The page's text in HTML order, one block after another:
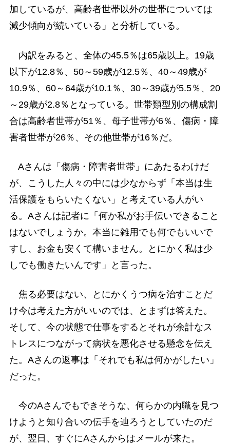
加しているが、高齢者世帯以外の世帯については
減少傾向が続いている」と分析している。
内訳をみると、全体の45.5％は65歳以上。19歳
以下が12.8％、50～59歳が12.5％、40～49歳が
10.9％、60～64歳が10.1％、30～39歳が5.5％、20
～29歳が2.8％となっている。世帯類型別の構成割
合は高齢者世帯が51％、母子世帯が6％、傷病・障
害者世帯が26％、その他世帯が16％だ。
Aさんは「傷病・障害者世帯」にあたるわけだ
が、こうした人々の中には少なからず「本当は生
活保護をもらいたくない」と考えている人がい
る。Aさんは記者に「何か私がお手伝いできること
はないでしょうか。本当に雑用でも何でもいいで
すし、お金も安くて構いません。とにかく私は少
しでも働きたいんです」と言った。
焦る必要はない、とにかくうつ病を治すことだ
け今は考えた方がいいのでは、とまずは答えた。
そして、今の状態で仕事をするとそれが余計なス
トレスにつながって病状を悪化させる懸念を伝え
た。Aさんの返事は「それでも私は何かがしたい」
だった。
今のAさんでもできそうな、何らかの内職を見つ
けようと知り合いの伝手を辿ろうとしていたのだ
が、翌日、すぐにAさんからはメールが来た。